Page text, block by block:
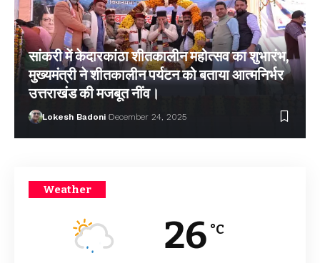
सांकरी में केदारकांठा शीतकालीन महोत्सव का शुभारंभ,
मुख्यमंत्री ने शीतकालीन पर्यटन को बताया आत्मनिर्भर
उत्तराखंड की मजबूत नींव।
Lokesh Badoni December 24, 2025
Weather
26 °C